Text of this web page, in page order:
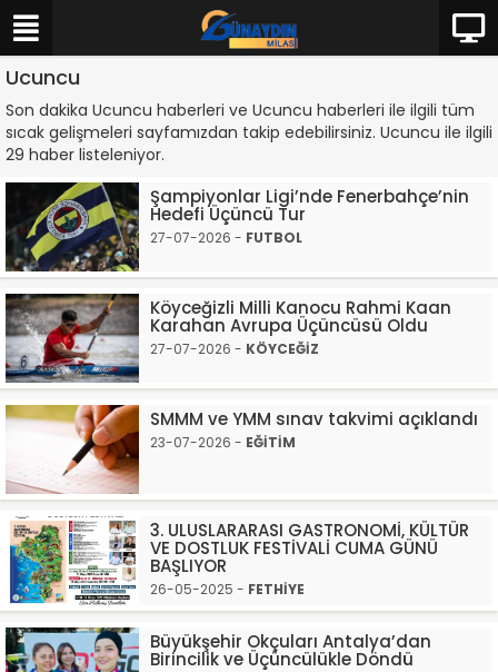
Ucuncu
Son dakika Ucuncu haberleri ve Ucuncu haberleri ile ilgili tüm
sıcak gelişmeleri sayfamızdan takip edebilirsiniz. Ucuncu ile ilgili
29 haber listeleniyor.
Şampiyonlar Ligi’nde Fenerbahçe’nin
Hedefi Üçüncü Tur
27-07-2026 - FUTBOL
Köyceğizli Milli Kanocu Rahmi Kaan
Karahan Avrupa Üçüncüsü Oldu
27-07-2026 - KÖYCEĞİZ
SMMM ve YMM sınav takvimi açıklandı
23-07-2026 - EĞİTİM
3. ULUSLARARASI GASTRONOMİ, KÜLTÜR
VE DOSTLUK FESTİVALİ CUMA GÜNÜ
BAŞLIYOR
26-05-2025 - FETHİYE
Büyükşehir Okçuları Antalya’dan
Birincilik ve Üçüncülükle Döndü